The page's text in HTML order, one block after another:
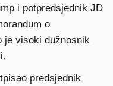
i potpredsjednik JD
o
je visoki dužnosnik
predsjednik